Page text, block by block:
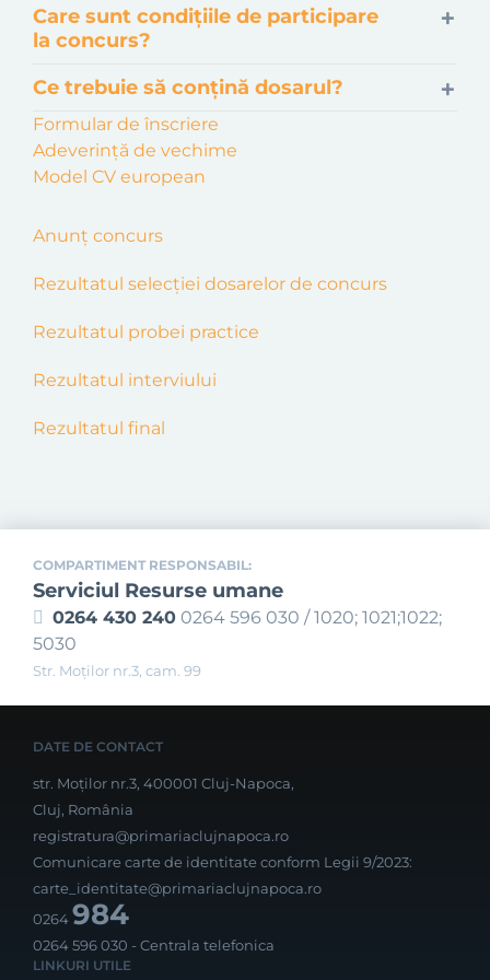
Care sunt condițiile de participare
la concurs?
Ce trebuie să conțină dosarul?
Formular de înscriere
Adeverință de vechime
Model CV european
Anunț concurs
Rezultatul selecției dosarelor de concurs
Rezultatul probei practice
Rezultatul interviului
Rezultatul final
COMPARTIMENT RESPONSABIL:
Serviciul Resurse umane
0264 430 240 0264 596 030 / 1020; 1021;1022;
5030
Str. Moţilor nr.3, cam. 99
DATE DE CONTACT
str. Moților nr.3, 400001 Cluj-Napoca,
Cluj, România
registratura@primariaclujnapoca.ro
Comunicare carte de identitate conform Legii 9/2023:
carte_identitate@primariaclujnapoca.ro
0264984
0264 596 030 - Centrala telefonica
LINKURI UTILE